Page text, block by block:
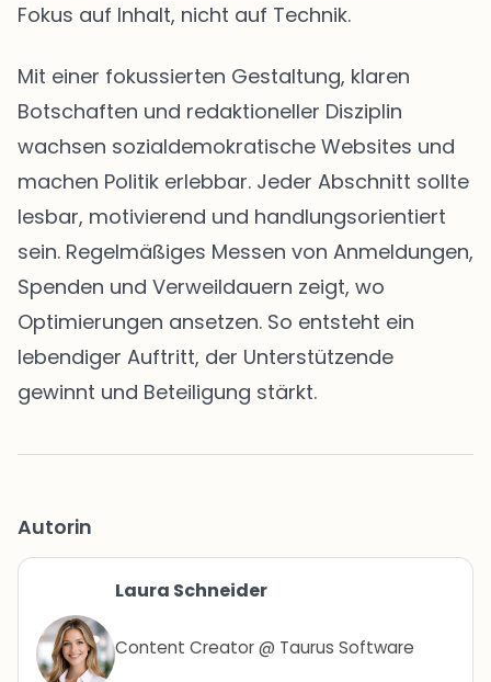
Fokus auf Inhalt, nicht auf Technik.
Mit einer fokussierten Gestaltung, klaren
Botschaften und redaktioneller Disziplin
wachsen sozialdemokratische Websites und
machen Politik erlebbar. Jeder Abschnitt sollte
lesbar, motivierend und handlungsorientiert
sein. Regelmäßiges Messen von Anmeldungen,
Spenden und Verweildauern zeigt, wo
Optimierungen ansetzen. So entsteht ein
lebendiger Auftritt, der Unterstützende
gewinnt und Beteiligung stärkt.
Autorin
Laura Schneider
Content Creator @ Taurus Software